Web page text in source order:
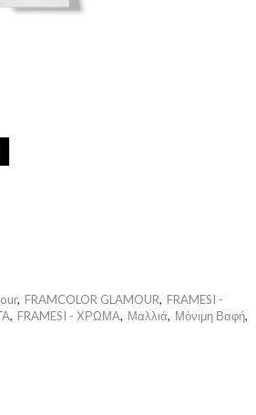
, FRAMCOLOR GLAMOUR, FRAMESI -
, FRAMESI - ΧΡΩΜΑ, Μαλλιά, Μόνιμη Βαφή,